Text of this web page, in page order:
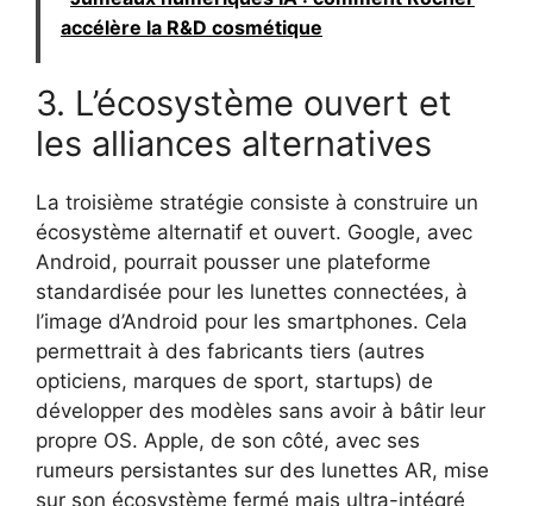
accélère la R&D cosmétique
3. L’écosystème ouvert et
les alliances alternatives
La troisième stratégie consiste à construire un
écosystème alternatif et ouvert. Google, avec
Android, pourrait pousser une plateforme
standardisée pour les lunettes connectées, à
l’image d’Android pour les smartphones. Cela
permettrait à des fabricants tiers (autres
opticiens, marques de sport, startups) de
développer des modèles sans avoir à bâtir leur
propre OS. Apple, de son côté, avec ses
rumeurs persistantes sur des lunettes AR, mise
sur son écosystème fermé mais ultra-intégré